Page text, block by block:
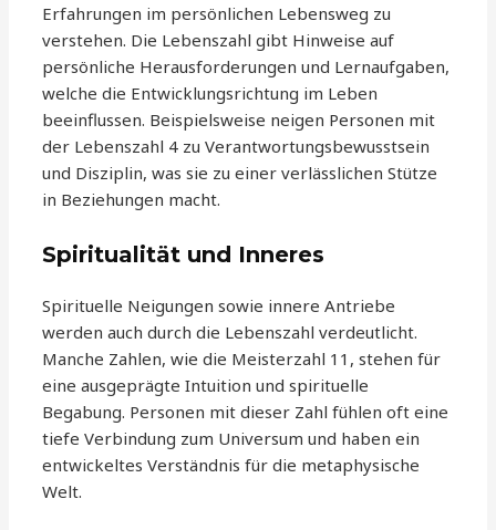
Erfahrungen im persönlichen Lebensweg zu
verstehen. Die Lebenszahl gibt Hinweise auf
persönliche Herausforderungen und Lernaufgaben,
welche die Entwicklungsrichtung im Leben
beeinflussen. Beispielsweise neigen Personen mit
der Lebenszahl 4 zu Verantwortungsbewusstsein
und Disziplin, was sie zu einer verlässlichen Stütze
in Beziehungen macht.
Spiritualität und Inneres
Spirituelle Neigungen sowie innere Antriebe
werden auch durch die Lebenszahl verdeutlicht.
Manche Zahlen, wie die Meisterzahl 11, stehen für
eine ausgeprägte Intuition und spirituelle
Begabung. Personen mit dieser Zahl fühlen oft eine
tiefe Verbindung zum Universum und haben ein
entwickeltes Verständnis für die metaphysische
Welt.